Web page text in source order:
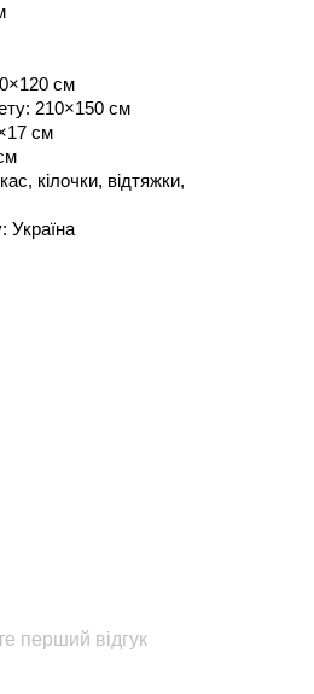
см
210×150 см
см
кілочки, відтяжки,
Україна
перший відгук